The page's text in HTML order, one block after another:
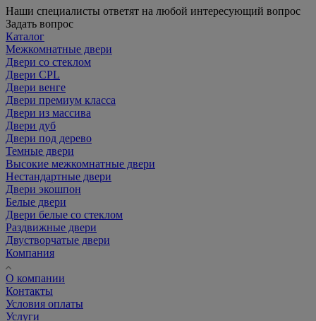
Наши специалисты ответят на любой интересующий вопрос
Задать вопрос
Каталог
Межкомнатные двери
Двери со стеклом
Двери CPL
Двери венге
Двери премиум класса
Двери из массива
Двери дуб
Двери под дерево
Темные двери
Высокие межкомнатные двери
Нестандартные двери
Двери экошпон
Белые двери
Двери белые со стеклом
Раздвижные двери
Двустворчатые двери
Компания
О компании
Контакты
Условия оплаты
Услуги